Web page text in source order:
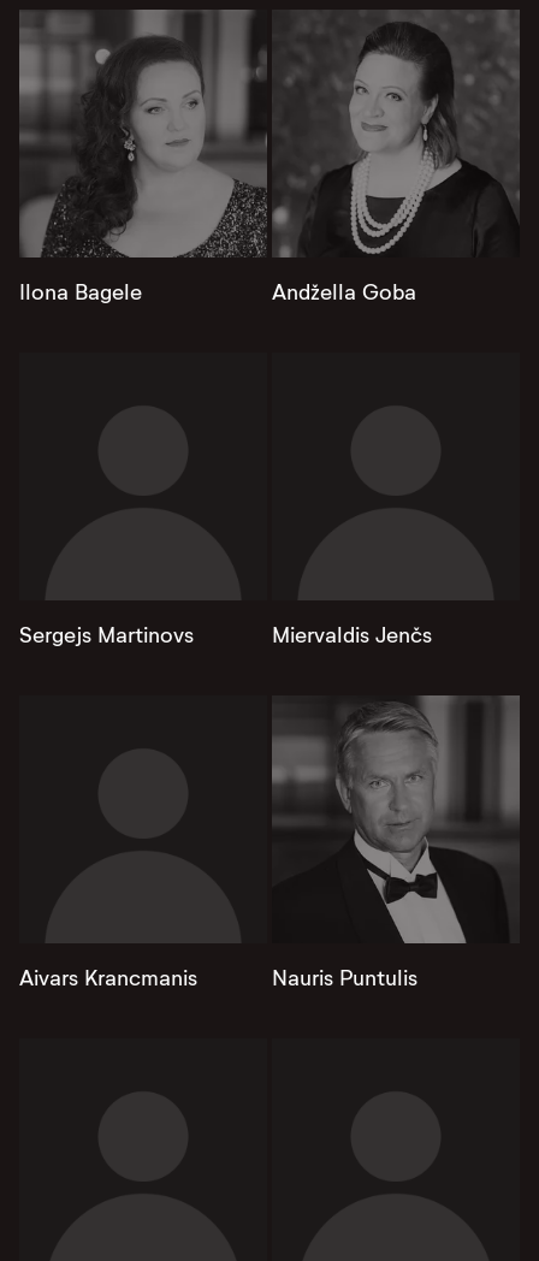
Ilona Bagele Andžella Goba
Sergejs Martinovs Miervaldis Jenčs
Aivars Krancmanis Nauris Puntulis